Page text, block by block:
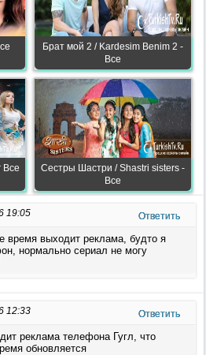
Брат мой 2 / Kardesim Benim 2 -
Все
Все
Сестры Шастри / Shastri sisters -
Все
19:05 Ответить
время выходит реклама, будто я
нормально сериал не могу
12:33 Ответить
реклама телефона Гугл, что
обновляется